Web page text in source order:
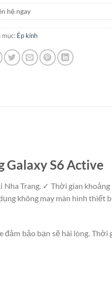
hệ ngay
mục: Ép kính
Galaxy S6 Active
Nha Trang. ✓ Thời gian
không may màn hình thiết
bảo bạn sẽ hài lòng. Thời